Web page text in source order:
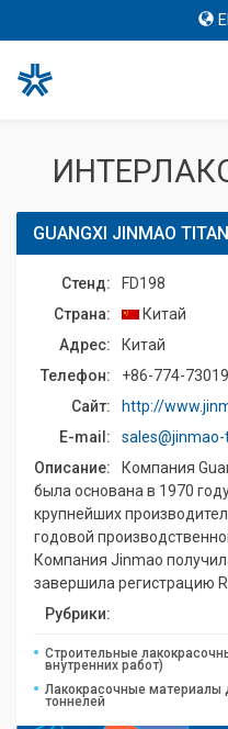
GUANGXI JINMAO
Стенд:
FD198
Страна:
Китай
Адрес:
Китай
Телефон:
+86-774-
Сайт:
http://
E-mail:
Описание:
Компания
была основана в 1970
крупнейших
годовой
Компания Jinmao
завершила регистрацию
Рубрики:
Строительные
внутренних работ)
Лакокрасочные материалы
тоннелей